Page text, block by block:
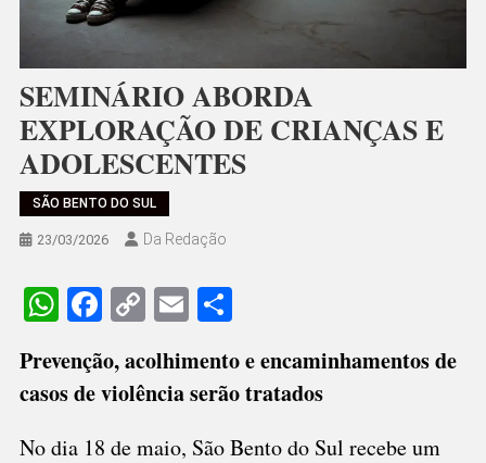
SEMINÁRIO ABORDA
EXPLORAÇÃO DE CRIANÇAS E
ADOLESCENTES
SÃO BENTO DO SUL
23/03/2026 Da Redação
WhatsApp
Facebook
CopyEmailShare
Prevenção, acolhimento e encaminhamentos de
casos de violência serão tratados
No dia 18 de maio, São Bento do Sul recebe um